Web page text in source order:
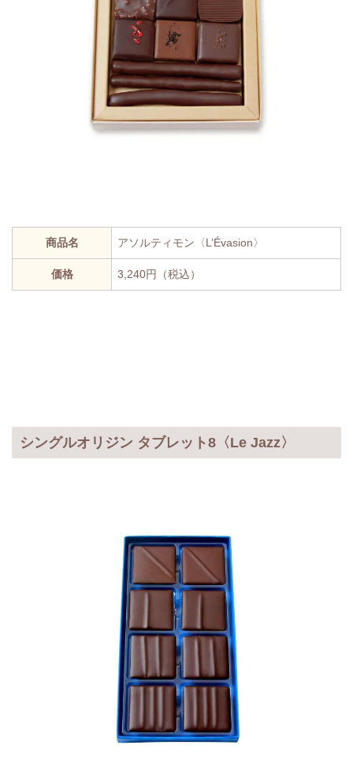
商品名 アソルティモン〈L’Évasion〉
価格 3,240円（税込）
シングルオリジン タブレット8〈Le Jazz〉